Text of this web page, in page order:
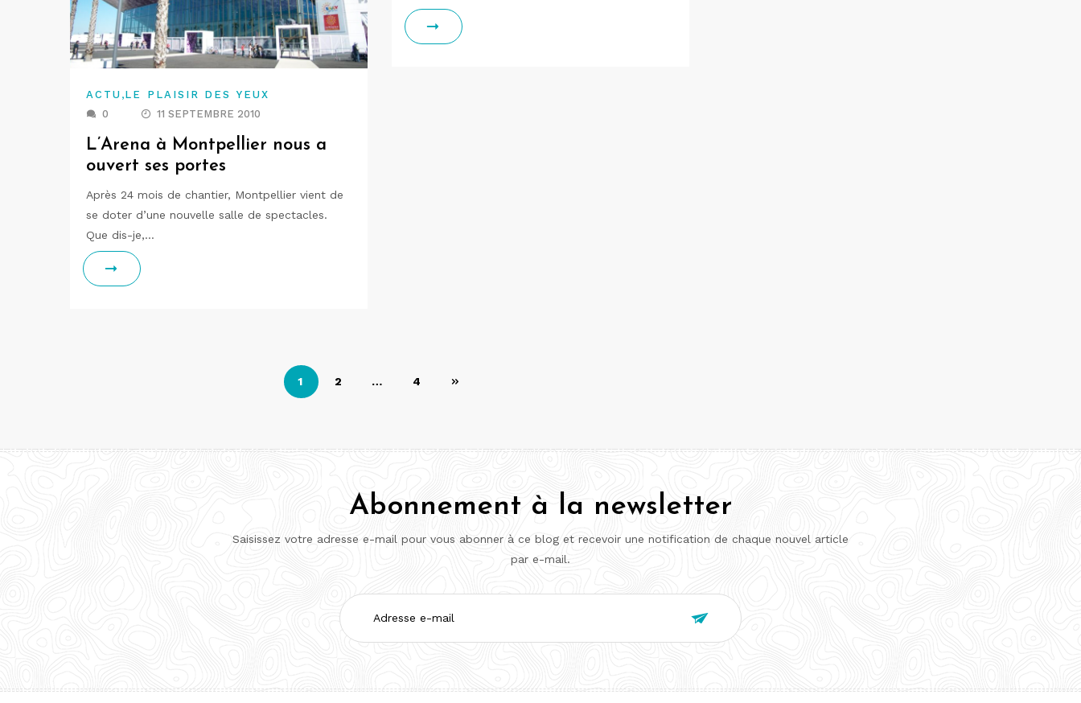
ACTU ,LE PLAISIR DES YEUX
0
11 SEPTEMBRE 2010
L’Arena à Montpellier nous a
ouvert ses portes
Après 24 mois de chantier, Montpellier vient de
se doter d’une nouvelle salle de spectacles.
Que dis-je,…
1 2 … 4
Abonnement à la newsletter
Saisissez votre adresse e-mail pour vous abonner à ce blog et recevoir une notification de chaque nouvel article
par e-mail.
Adresse
e-
mail
